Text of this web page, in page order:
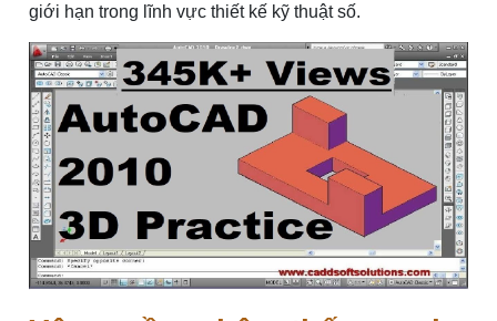
giới hạn trong lĩnh vực thiết kế kỹ thuật số.